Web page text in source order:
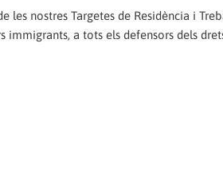
les nostres Targetes de Residència i
immigrants, a tots els defensors dels